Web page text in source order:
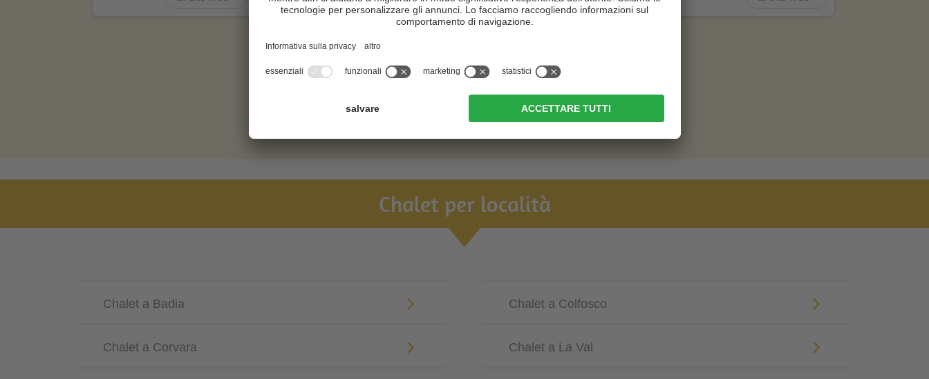
Chalet per località
Chalet a Badia Chalet a Colfosco
Chalet a Corvara Chalet a La Val